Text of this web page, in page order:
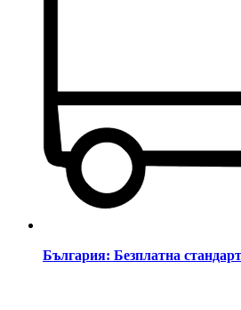
България: Безплатна